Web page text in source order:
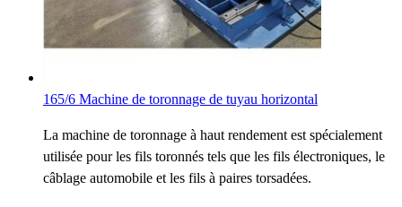
165/6 Machine de toronnage de tuyau horizontal
La machine de toronnage à haut rendement est spécialement
utilisée pour les fils toronnés tels que les fils électroniques, le
câblage automobile et les fils à paires torsadées.